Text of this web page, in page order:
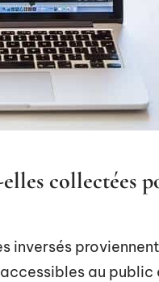
collectées
inversés
au